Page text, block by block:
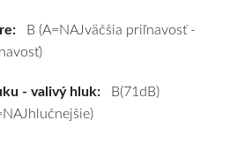
B (A=NAJväčšia priľnavosť -
- valivý hluk: B(71dB)